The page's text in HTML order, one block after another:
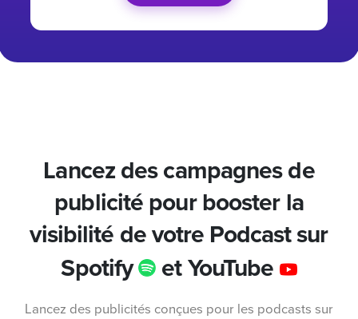
Lancez des campagnes de
publicité pour booster la
visibilité de votre Podcast sur
Spotify
et YouTube
Lancez des publicités conçues pour les podcasts sur